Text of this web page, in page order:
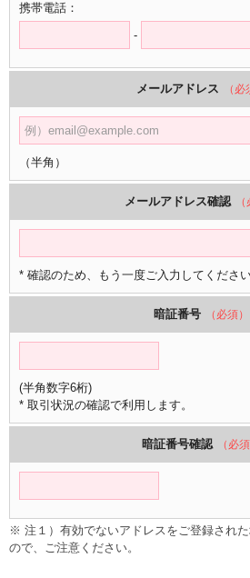
携帯電話：
-
メールアドレス （必
（半角）
メールアドレス確認
* 確認のため、もう一度ご入力してください
暗証番号 （必須）
(半角数字6桁)
* 取引状況の確認で利用します。
暗証番号確認 （必須
※ 注１）有効でないアドレスをご登録され
ので、ご注意ください。